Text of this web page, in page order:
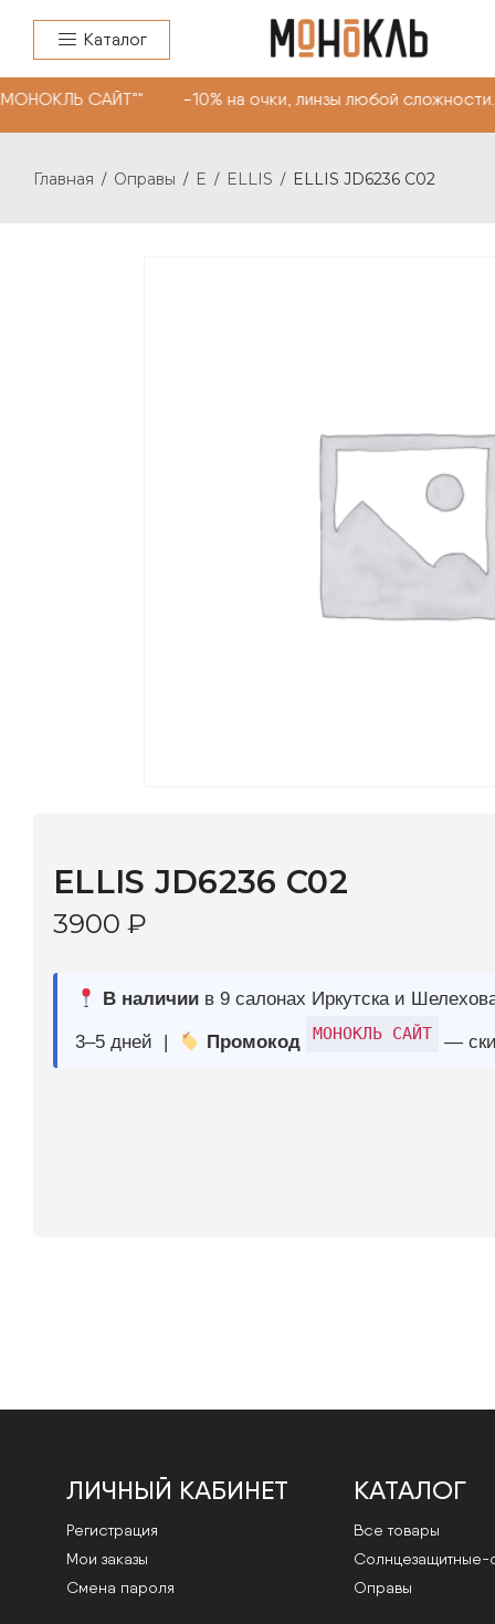
Каталог
САЙТ"" -10% на очки, линзы любой
Главная / Оправы / E / ELLIS / ELLIS JD6236 C02
3–5 дней | Промокод
ЛИЧНЫЙ КАБИНЕТ
Регистрация
Мои заказы
Смена пароля
КАТАЛОГ
Все товары
Cолнцезащитные-
Оправы